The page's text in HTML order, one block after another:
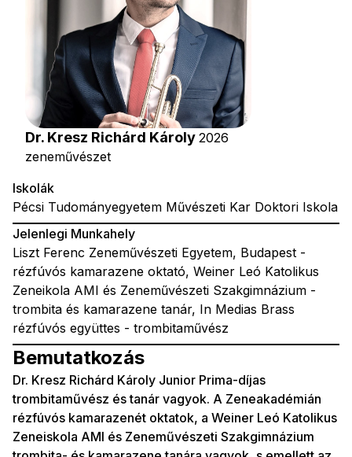
Dr. Kresz Richárd Károly 2026
zeneművészet
Bemutatkozás
Dr. Kresz Richárd Károly Junior Prima-díjas
trombitaművész és tanár vagyok. A Zeneakadémián
rézfúvós kamarazenét oktatok, a Weiner Leó Katolikus
Zeneiskola AMI és Zeneművészeti Szakgimnázium
Iskolák
Pécsi Tudományegyetem Művészeti Kar Doktori Iskola
Jelenlegi Munkahely
Liszt Ferenc Zeneművészeti Egyetem, Budapest -
rézfúvós kamarazene oktató, Weiner Leó Katolikus
Zeneikola AMI és Zeneművészeti Szakgimnázium -
trombita és kamarazene tanár, In Medias Brass
rézfúvós együttes - trombitaművész